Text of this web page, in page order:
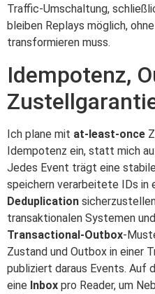
Traffic‑Umschaltung,
bleiben Replays möglich,
transformieren muss.
Idempotenz,
Ich plane mit at‑least‑once
Idempotenz ein, statt mich
Jedes Event trägt eine stabile
speichern verarbeitete IDs in
Deduplication
transaktionalen Systemen
Transactional‑Outbox
Zustand und Outbox in einer
publiziert daraus Events. Auf
eine Inbox pro Reader, um